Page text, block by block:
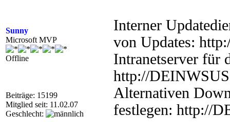
Sunny
Microsoft MVP
Offline
Beiträge: 15199
Mitglied seit: 11.02.07
Geschlecht:
Interner
von Updates:
Intranetserver für
http://DEINWSUS
Alternativen
festlegen: http://